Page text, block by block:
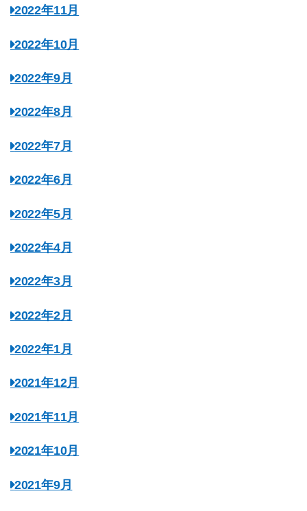
2022年11月
2022年10月
2022年9月
2022年8月
2022年7月
2022年6月
2022年5月
2022年4月
2022年3月
2022年2月
2022年1月
2021年12月
2021年11月
2021年10月
2021年9月